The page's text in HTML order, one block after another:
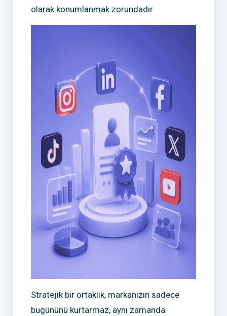
olarak konumlanmak zorundadır.
Stratejik bir ortaklık, markanızın sadece
bugününü kurtarmaz, aynı zamanda